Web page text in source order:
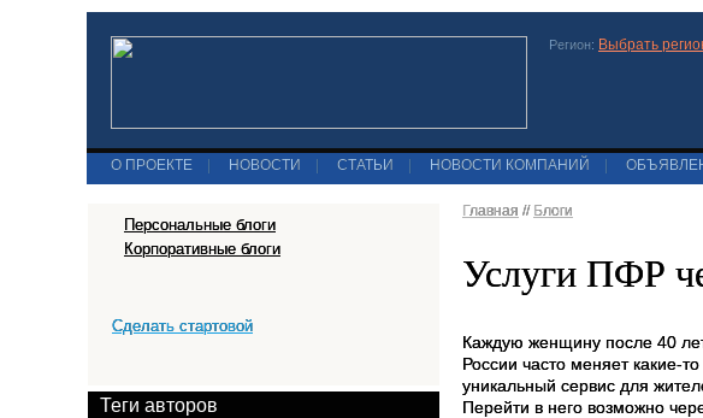
Регион: Выбрать
О ПРОЕКТЕ НОВОСТИ СТАТЬИ НОВОСТИ КОМПАНИЙ
Персональные блоги
Корпоративные блоги
Сделать стартовой
Теги авторов
Главная // Блоги
Услуги ПФР
Каждую женщину после 40
России часто меняет какие-
уникальный сервис для
Перейти в него возможно